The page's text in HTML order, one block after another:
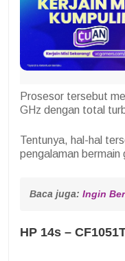
Prosesor tersebut
GHz dengan total
Tentunya, hal-hal
pengalaman bermain
Baca juga: Ingin
HP 14s –